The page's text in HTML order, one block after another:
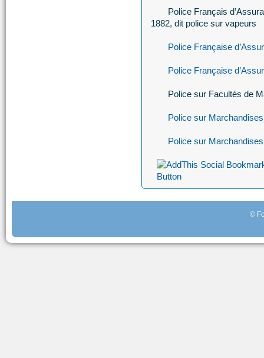
Police Français
1882, dit police sur vapeurs
Police Française
Police Française
Police sur Facultés de
Police sur
Police sur
©